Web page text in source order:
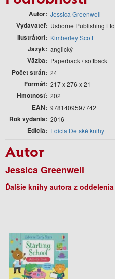
Autor Jessica Greenwell
Vydavateľ Usborne Publishing Ltd
Ilustrátori Kimberley Scott
Jazyk anglický
Väzba Paperback / softback
Počet strán 24
Formát 217 x 276 x 21
Hmotnosť 202
EAN 9781409597742
Rok vydania 2016
Edícia Edícia Detské knihy
Autor
Jessica Greenwell
Ďalšie knihy autora z oddelenia